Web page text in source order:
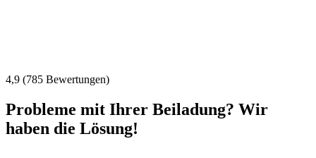
4,9 (785 Bewertungen)
Probleme mit Ihrer Beiladung? Wir
haben die Lösung!